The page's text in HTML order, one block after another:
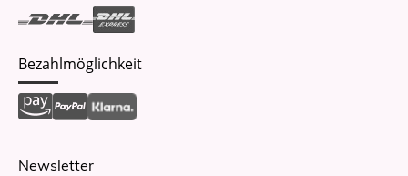
Bezahlmöglichkeit
Newsletter